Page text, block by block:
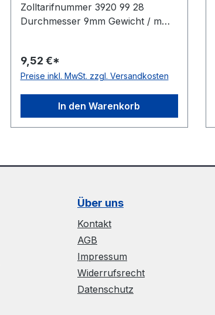
Zolltarifnummer 3920 99 28
Durchmesser 9mm Gewicht / m
Material Polyurethan Farbe grün
Rollenlänge 30,5 (außer Ø 2mm =
Zugstrang nein Shorehärte 88°
Shore A
9,52 €*
Preise inkl. MwSt. zzgl. Versandkosten
In den Warenkorb
Über uns
Kontakt
AGB
Impressum
Widerrufsrecht
Datenschutz